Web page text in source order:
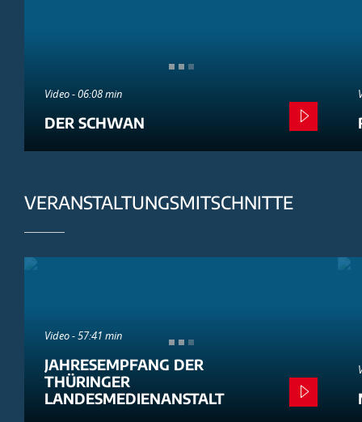
Video - 06:08 min
DER SCHWAN
VERANSTALTUNGSMITSCHNITTE
Video - 57:41 min
JAHRESEMPFANG DER
THÜRINGER
LANDESMEDIENANSTALT